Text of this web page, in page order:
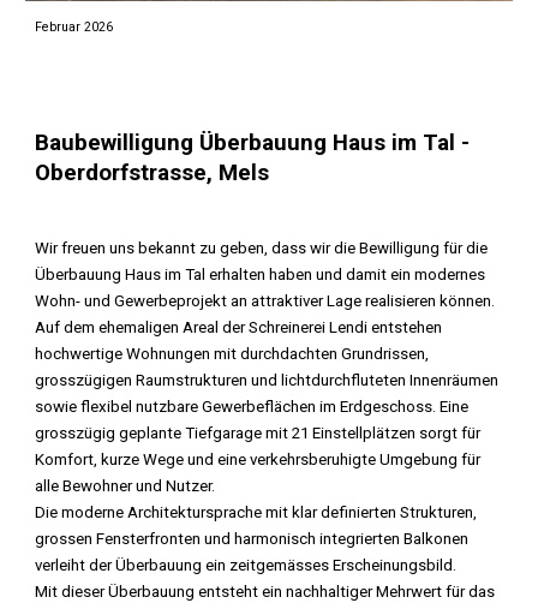
Februar2026
Baubewilligung Überbauung Haus im Tal -
Oberdorfstrasse, Mels
Wir freuen uns bekannt zu geben, dass wir die Bewilligung für die
Überbauung Haus im Tal erhalten haben und damit ein modernes
Wohn- und Gewerbeprojekt an attraktiver Lage realisieren können.
Auf dem ehemaligen Areal der Schreinerei Lendi entstehen
hochwertige Wohnungen mit durchdachten Grundrissen,
grosszügigen Raumstrukturen und lichtdurchfluteten Innenräumen
sowie flexibel nutzbare Gewerbeflächen im Erdgeschoss. Eine
grosszügig geplante Tiefgarage mit 21 Einstellplätzen sorgt für
Komfort, kurze Wege und eine verkehrsberuhigte Umgebung für
alle Bewohner und Nutzer.
Die moderne Architektursprache mit klar definierten Strukturen,
grossen Fensterfronten und harmonisch integrierten Balkonen
verleiht der Überbauung ein zeitgemässes Erscheinungsbild.
Mit dieser Überbauung entsteht ein nachhaltiger Mehrwert für das